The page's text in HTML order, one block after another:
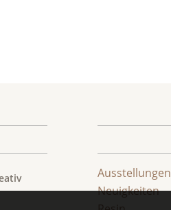
Ausstellungen
Neuigkeiten